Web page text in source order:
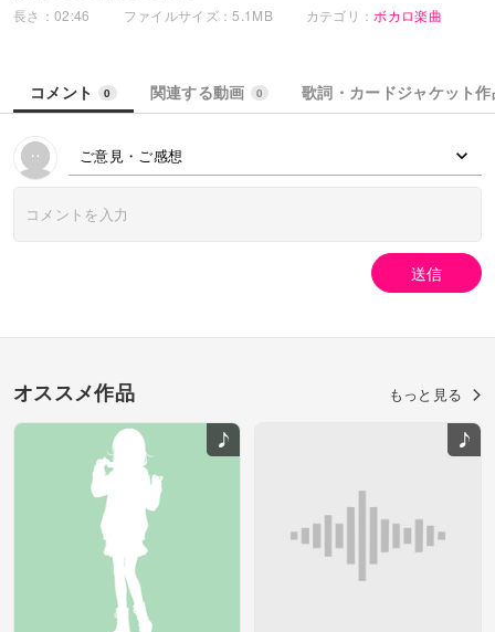
歌詞の応募は↓こちら↓にお願いします。
長さ：02:46
ファイルサイズ：5.1MB カテゴリ： ボカロ楽曲
コメント 0 関連する動画 0 歌詞・カードジャケット
ご意見・ご感想
送信
オススメ作品 もっと見る